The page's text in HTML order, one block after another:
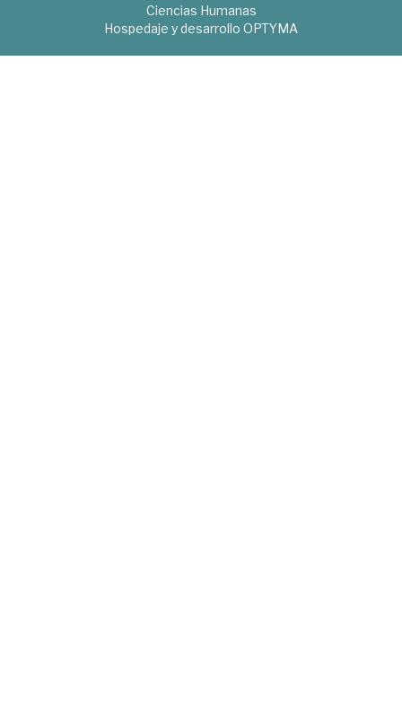
Ciencias Humanas
Hospedaje y desarrollo OPTYMA